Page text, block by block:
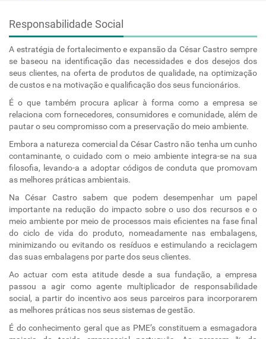
Responsabilidade Social
A estratégia de fortalecimento e expansão da César Castro sempre
se baseou na identificação das necessidades e dos desejos dos
seus clientes, na oferta de produtos de qualidade, na optimização
de custos e na motivação e qualificação dos seus funcionários.
É o que também procura aplicar à forma como a empresa se
relaciona com fornecedores, consumidores e comunidade, além de
pautar o seu compromisso com a preservação do meio ambiente.
Embora a natureza comercial da César Castro não tenha um cunho
contaminante, o cuidado com o meio ambiente integra-se na sua
filosofia, levando-a a adoptar códigos de conduta que promovam
as melhores práticas ambientais.
Na César Castro sabem que podem desempenhar um papel
importante na redução do impacto sobre o uso dos recursos e o
meio ambiente por meio de processos mais eficientes na fase final
do ciclo de vida do produto, nomeadamente nas embalagens,
minimizando ou evitando os resíduos e estimulando a reciclagem
das suas embalagens por parte dos seus clientes.
Ao actuar com esta atitude desde a sua fundação, a empresa
passou a agir como agente multiplicador de responsabilidade
social, a partir do incentivo aos seus parceiros para incorporarem
as melhores práticas nos seus sistemas de gestão.
É do conhecimento geral que as PME’s constituem a esmagadora